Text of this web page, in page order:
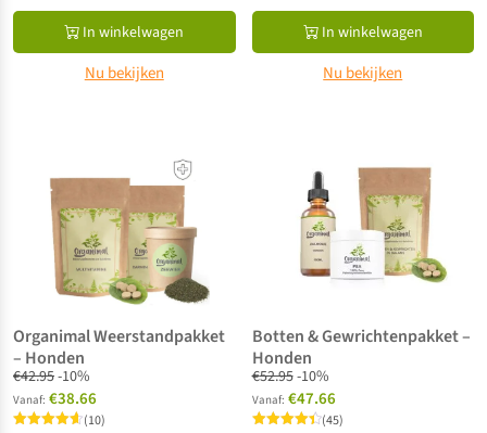
In winkelwagen
Nu bekijken
In winkelwagen
Nu bekijken
Organimal Weerstandpakket
– Honden
€42.95-10%
Vanaf: €38.66
(10)
Botten & Gewrichtenpakket –
Honden
€52.95-10%
Vanaf: €47.66
(45)